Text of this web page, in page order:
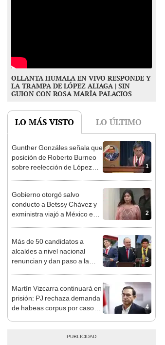
OLLANTA HUMALA EN VIVO RESPONDE Y
LA TRAMPA DE LÓPEZ ALIAGA | SIN
GUION CON ROSA MARÍA PALACIOS
LO MÁS VISTO LO ÚLTIMO
1
Gunther Gonzáles señala que
posición de Roberto Burneo
sobre reelección de López
2
Gobierno otorgó salvo
conducto a Betssy Chávez y
exministra viajó a México en
3
Más de 50 candidatos a
alcaldes a nivel nacional
renuncian y dan paso a la
4
Martín Vizcarra continuará en
prisión: PJ rechaza demanda
de habeas corpus por caso